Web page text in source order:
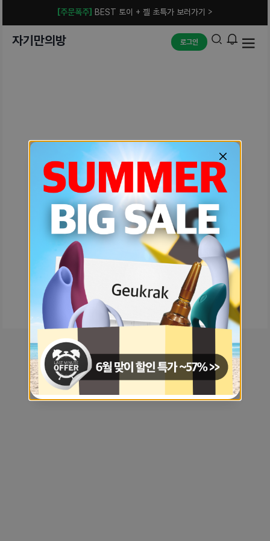
[주문폭주] BEST 토이 + 젤 초특가 보러가기 >
자기만의방 로그인
예상치 못한 에러입니다.